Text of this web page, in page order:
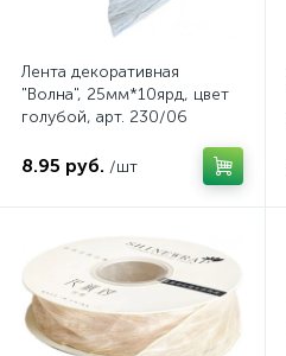
Лента декоративная
"Волна", 25мм*10ярд, цвет
голубой, арт. 230/06
8.95 руб. /шт